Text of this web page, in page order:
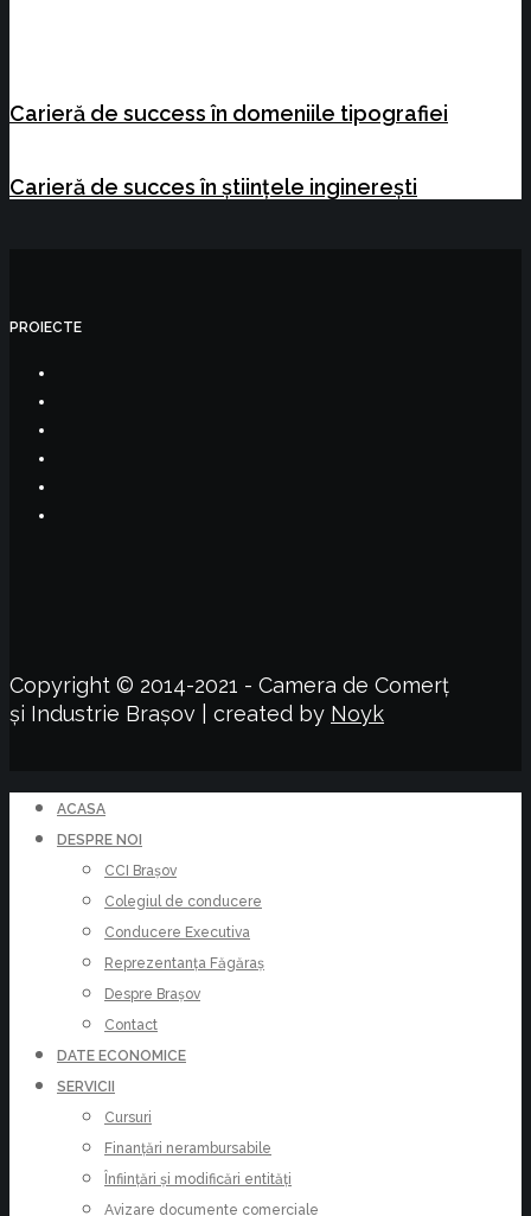
Carieră de success în domeniile tipografiei
Carieră de succes în științele inginerești
PROIECTE
Copyright © 2014-2021 - Camera de Comerț
și Industrie Brașov | created by Noyk
ACASA
DESPRE NOI
CCI Brașov
Colegiul de conducere
Conducere Executiva
Reprezentanța Făgăraș
Despre Brașov
Contact
DATE ECONOMICE
SERVICII
Cursuri
Finanțări nerambursabile
Înființări și modificări entități
Avizare documente comerciale